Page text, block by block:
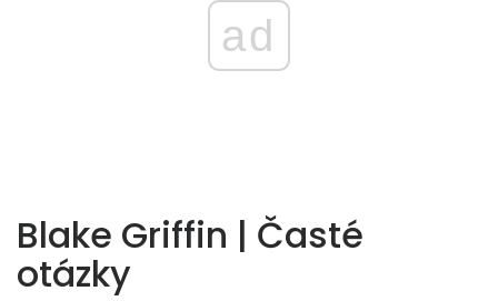
ad
Blake Griffin | Časté
otázky